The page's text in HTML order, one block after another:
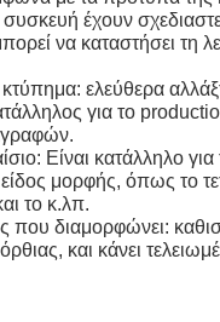
έχουν
να καταστήσει τη
ελεύθερα
για το
Είναι κατάλληλο
μορφής, όπως το
το κ.λπ.
που διαμορφώνει:
και κάνει